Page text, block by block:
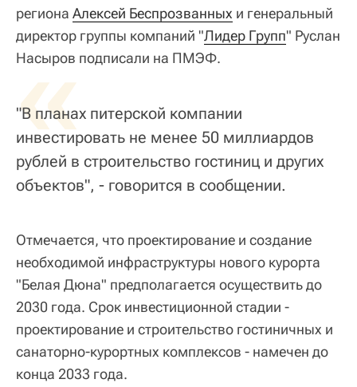
региона Алексей Беспрозванных и генеральный
директор группы компаний "Лидер Групп" Руслан
Насыров подписали на ПМЭФ.
«
"В планах питерской компании
инвестировать не менее 50 миллиардов
рублей в строительство гостиниц и других
объектов", - говорится в сообщении.
Отмечается, что проектирование и создание
необходимой инфраструктуры нового курорта
"Белая Дюна" предполагается осуществить до
2030 года. Срок инвестиционной стадии -
проектирование и строительство гостиничных и
санаторно-курортных комплексов - намечен до
конца 2033 года.